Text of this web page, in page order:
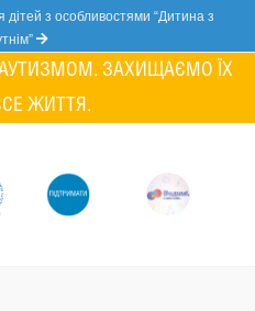
з особливостями “Дитина з
ЗАХИЩАЄМО ЇХ
ЖИТТЯ.